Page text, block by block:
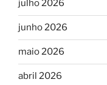
julho 2026
junho 2026
maio 2026
abril 2026